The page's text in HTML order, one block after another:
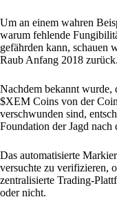
Um an einem wahren
warum fehlende
gefährden kann, schauen
Raub Anfang 2018 zurück.
Nachdem bekannt wurde,
$XEM Coins von der
verschwunden sind,
Foundation der Jagd nach
Das automatisierte
versuchte zu verifizieren,
zentralisierte Trading-
oder nicht.